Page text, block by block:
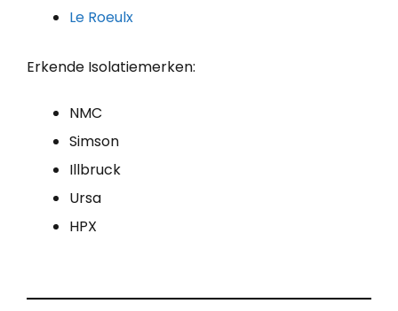
Le Roeulx
Erkende Isolatiemerken:
NMC
Simson
Illbruck
Ursa
HPX